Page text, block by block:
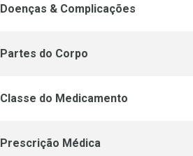
Doenças & Complicações
Partes do Corpo
Classe do Medicamento
Prescrição Médica